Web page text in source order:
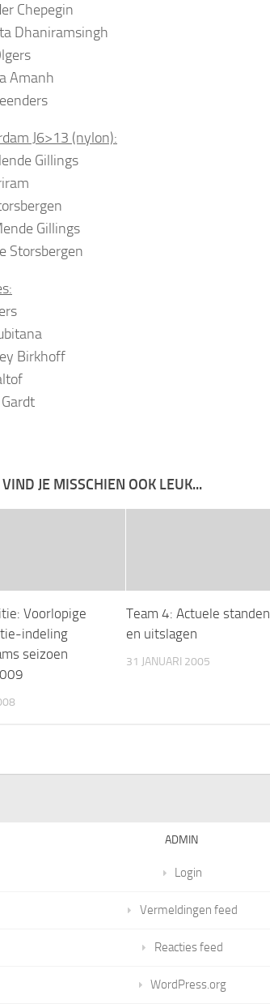
Chepegin
Dhaniramsingh
Amanh
J6>13 (nylon):
Gillings
Gillings
Storsbergen
Birkhoff
JE MISSCHIEN OOK LEUK...
Voorlopige
indeling
seizoen
Team 4: Actuele standen
en uitslagen
31 JANUARI 2005
ADMIN
Login
Vermeldingen feed
Reacties feed
WordPress.org